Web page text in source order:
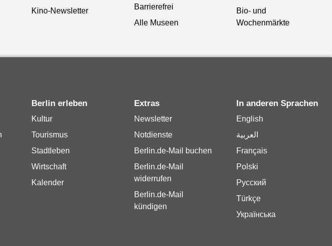
Kino-Newsletter
Barrierefrei
Alle Museen
Bio- und
Wochenmärkte
Berlin erleben
Kultur
Tourismus
Stadtleben
Wirtschaft
Kalender
Extras
Newsletter
Notdienste
Berlin.de-Mail buchen
Berlin.de-Mail
widerrufen
Berlin.de-Mail
kündigen
In anderen Sprachen
English
العربية
Français
Polski
Русский
Türkçe
Українська